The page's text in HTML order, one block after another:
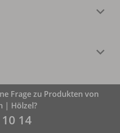
Frage zu Produkten von
| Hölzel?
14